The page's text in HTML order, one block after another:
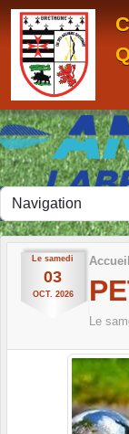
Le samedi
03
OCT. 2026
Accueil
Le
Panneau de